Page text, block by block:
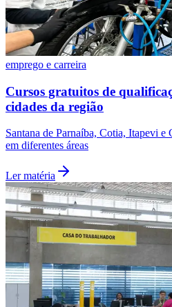
Internacional
emprego e carreira
Cursos gratuitos de
cidades da região
Santana de Parnaíba, Cotia, Itapevi e
em diferentes áreas
Ler matéria